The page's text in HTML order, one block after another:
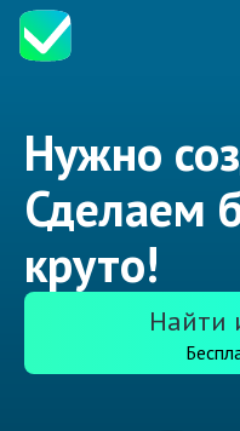
Нужно
Сделаем
круто!
Найти